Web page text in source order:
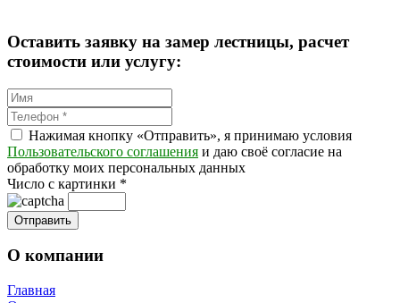
Оставить заявку на замер лестницы, расчет
стоимости или услугу:
Нажимая кнопку «Отправить», я принимаю условия
Пользовательского соглашения и даю своё согласие на
обработку моих персональных данных
Число с картинки *
О компании
Главная